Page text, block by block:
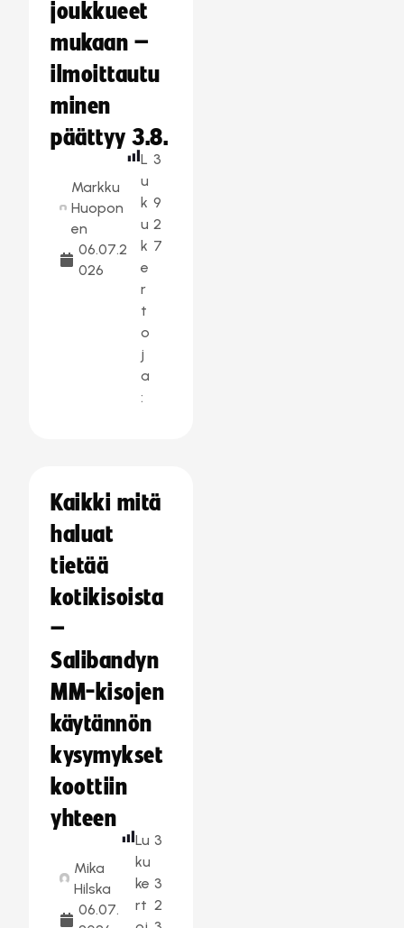
joukkueet
mukaan –
ilmoittautu
minen
päättyy 3.8.
Markku
Huopon
en
06.07.2
026
L
u
k
u
k
e
r
t
o
j
a
:
3
9
2
7
Kaikki mitä
haluat
tietää
kotikisoista
–
Salibandyn
MM-kisojen
käytännön
kysymykset
koottiin
yhteen
Mika
Hilska
06.07.
Lu
ku
ke
rt
3
3
2